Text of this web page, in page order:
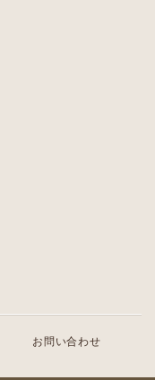
お問い合わせ